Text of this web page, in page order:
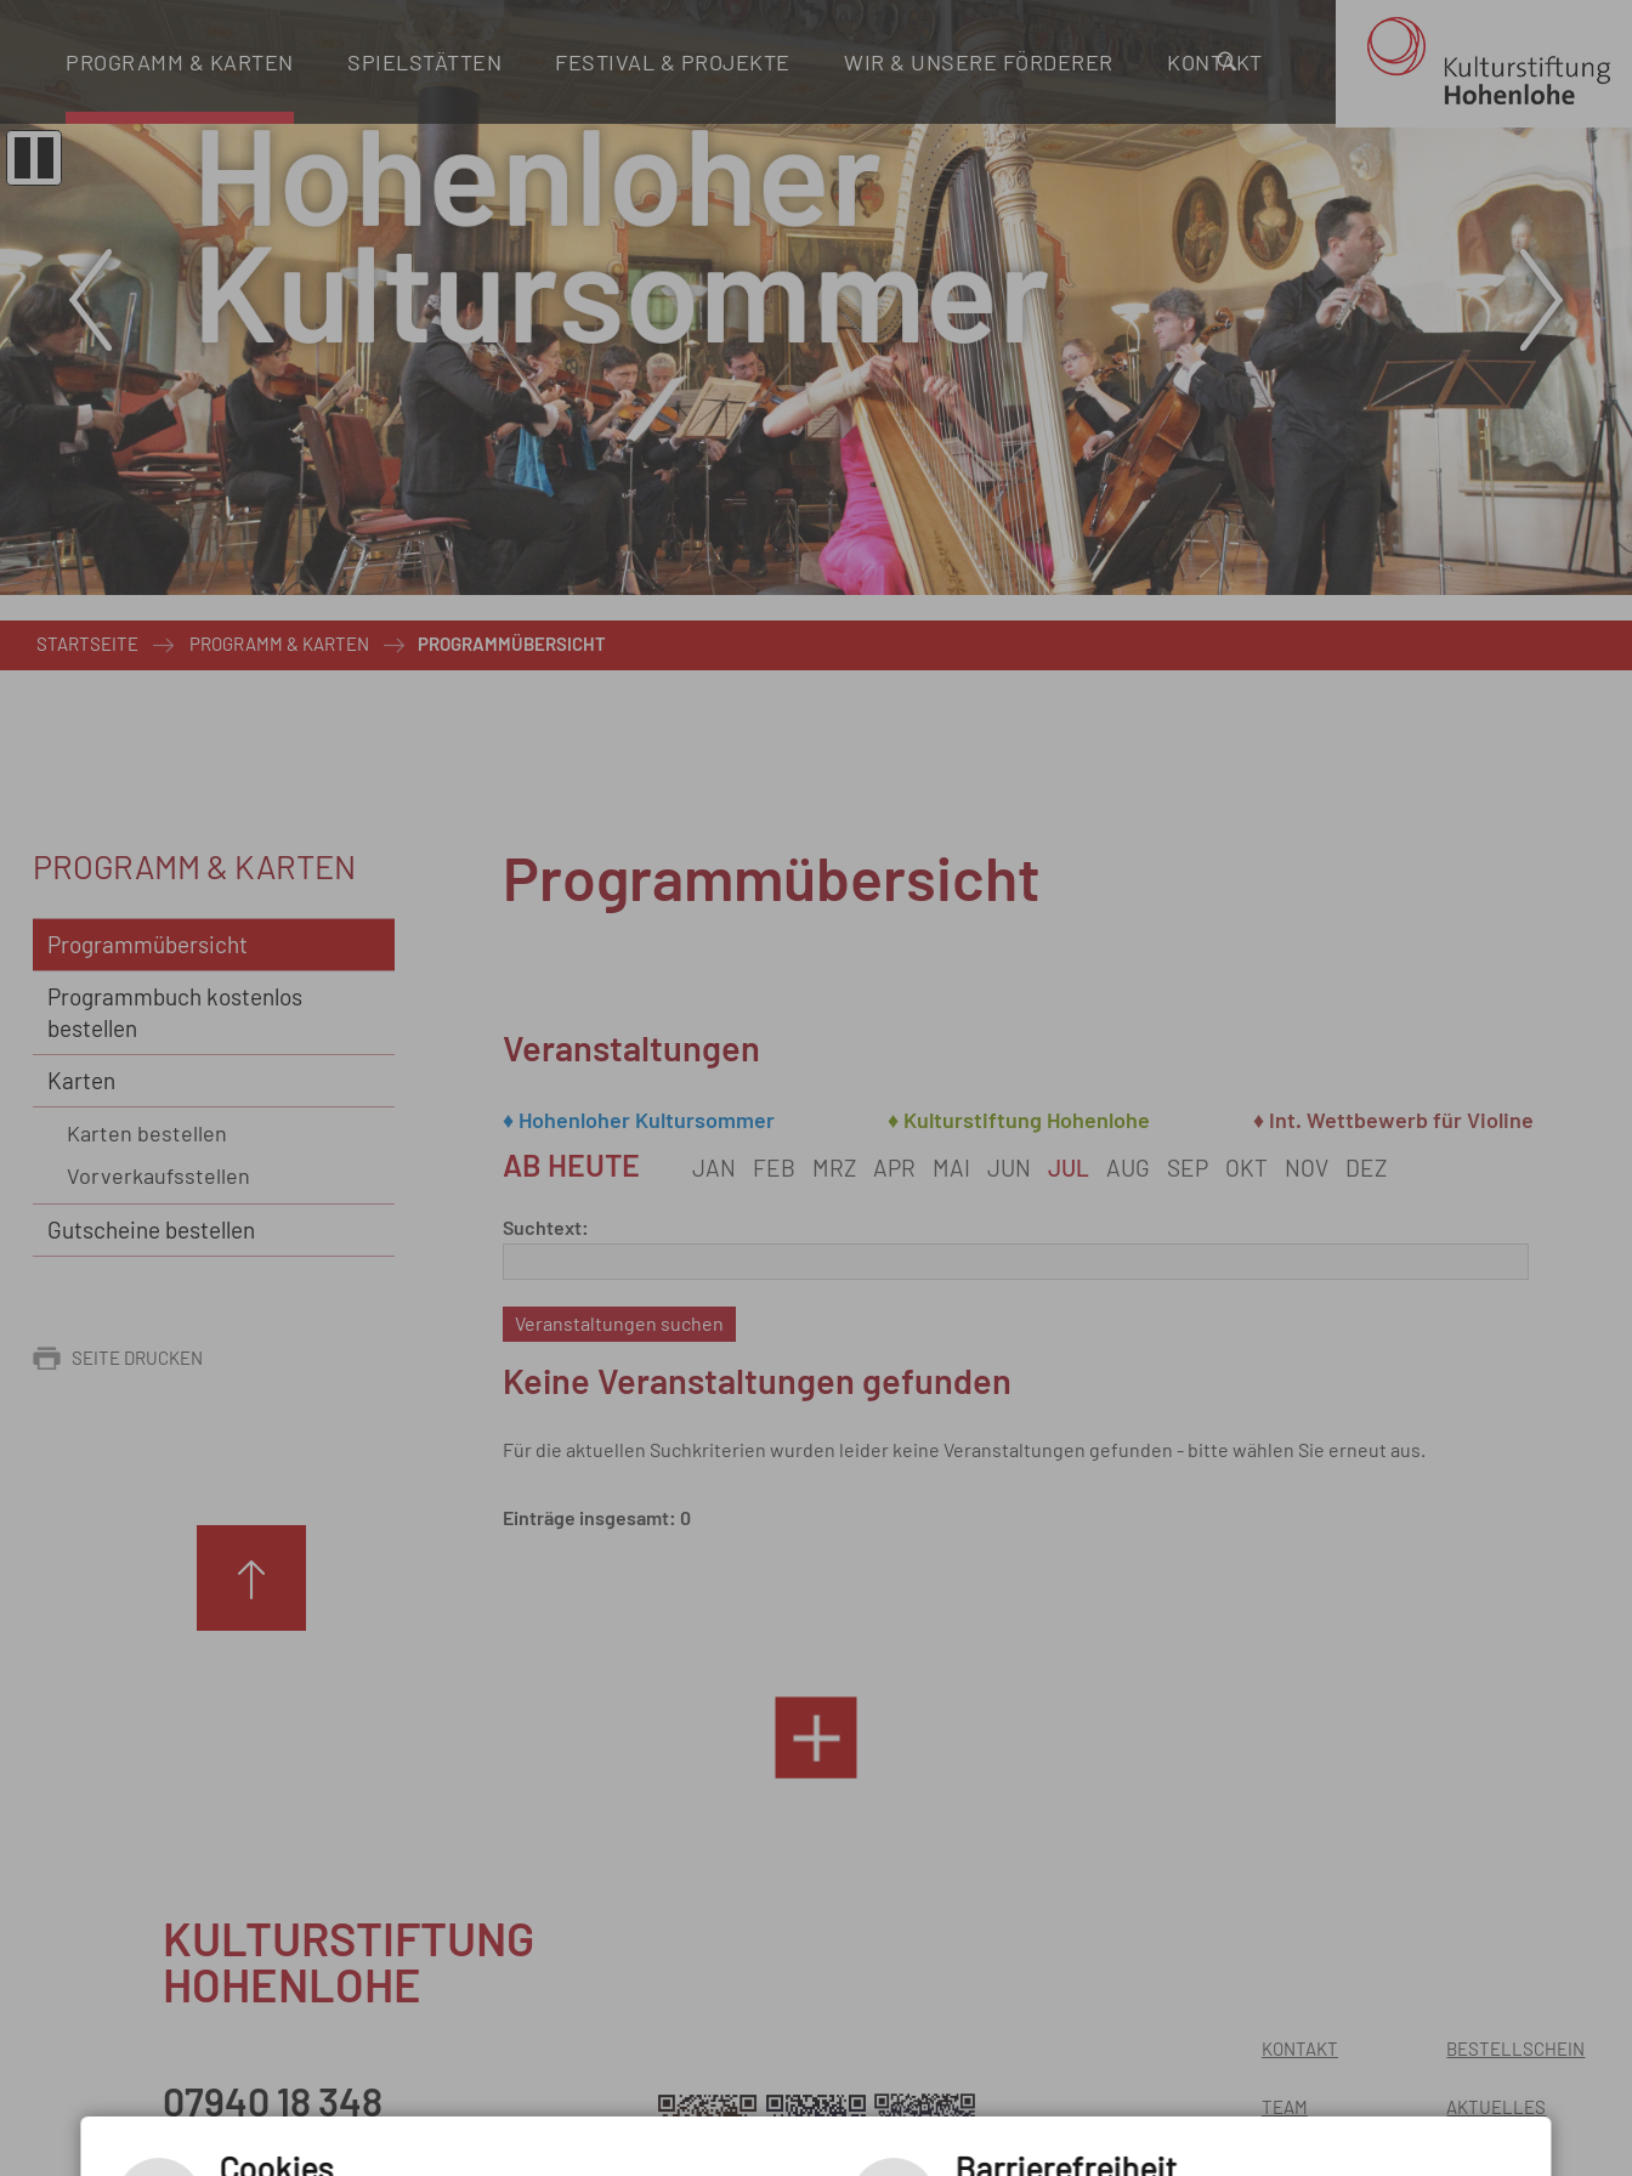
PROGRAMM & KARTEN SPIELSTÄTTEN FESTIVAL & PROJEKTE WIR & UNSERE FÖRDERER KONTAKT
STARTSEITE PROGRAMM & KARTEN PROGRAMMÜBERSICHT
PROGRAMM & KARTEN
Programmübersicht
Programmbuch kostenlos
bestellen
Karten
Karten bestellen
Vorverkaufsstellen
Gutscheine bestellen
SEITE DRUCKEN
Programmübersicht
Veranstaltungen
Veranstaltungen
♦ Hohenloher Kultursommer ♦ Kulturstiftung Hohenlohe ♦ Int. Wettbewerb für Violine
AB HEUTE JAN FEB MRZ APR MAI JUN JUL AUG SEP OKT NOV DEZ
Suchtext:
Keine Veranstaltungen gefunden
Für die aktuellen Suchkriterien wurden leider keine Veranstaltungen gefunden - bitte wählen Sie erneut aus.
Einträge insgesamt: 0
KULTURSTIFTUNG
HOHENLOHE
07940 18 348
KONTAKT BESTELLSCHEIN
TEAM AKTUELLES